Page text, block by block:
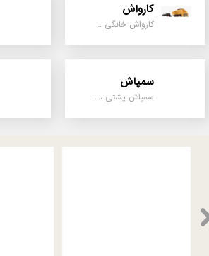
کارواش
کارواش خانگی و صنعتی و نیمه صنعتی
سمپاش
سمپاش پشتی ، زمبه ای ، فرغونی ، دستی ، موتوری